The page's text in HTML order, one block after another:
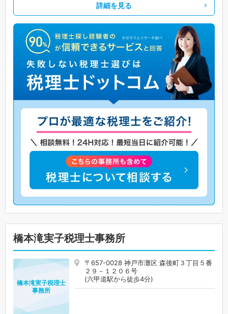
詳細を見る
橋本滝実子税理士事務所
〒657-0028 神戸市灘区 森後町３丁目５番
２９－１２０６号
(六甲道駅から徒歩4分)
橋本滝実子税理士
事務所